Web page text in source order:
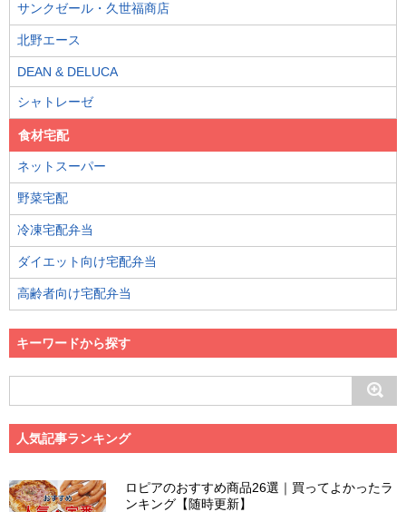
サンクゼール・久世福商店
北野エース
DEAN & DELUCA
シャトレーゼ
食材宅配
ネットスーパー
野菜宅配
冷凍宅配弁当
ダイエット向け宅配弁当
高齢者向け宅配弁当
キーワードから探す
人気記事ランキング
ロピアのおすすめ商品26選｜買ってよかったラ
ンキング【随時更新】